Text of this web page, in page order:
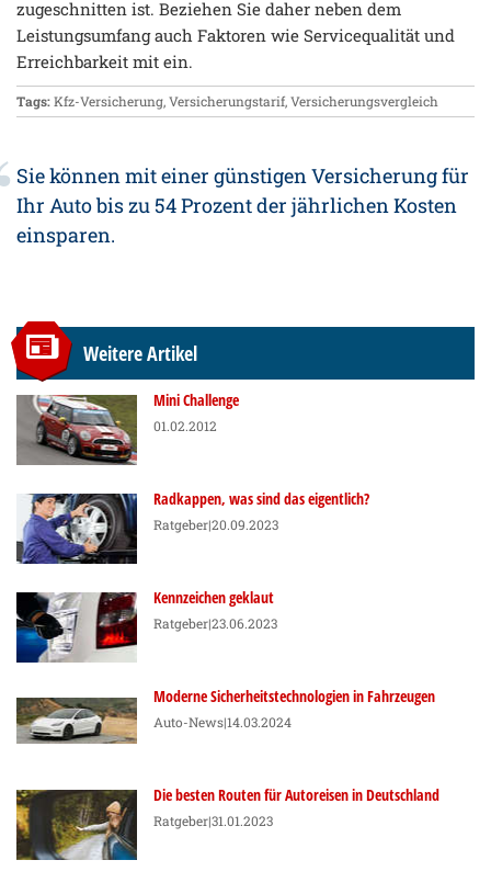
zugeschnitten ist. Beziehen Sie daher neben dem
Leistungsumfang auch Faktoren wie Servicequalität und
Erreichbarkeit mit ein.
Tags:Kfz-Versicherung,Versicherungstarif,Versicherungsvergleich
Sie können mit einer günstigen Versicherung für
Ihr Auto bis zu 54 Prozent der jährlichen Kosten
einsparen.
Weitere Artikel
Mini Challenge
01.02.2012
Radkappen, was sind das eigentlich?
Ratgeber|20.09.2023
Kennzeichen geklaut
Ratgeber|23.06.2023
Moderne Sicherheitstechnologien in Fahrzeugen
Auto-News|14.03.2024
Die besten Routen für Autoreisen in Deutschland
Ratgeber|31.01.2023